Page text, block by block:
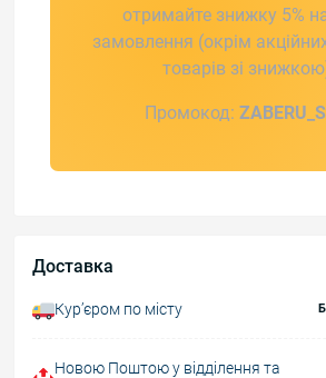
отримайте знижку 5%
замовлення (окрім
товарів зі
Промокод:
Доставка
Курʼєром по місту
Новою Поштою у відділення та